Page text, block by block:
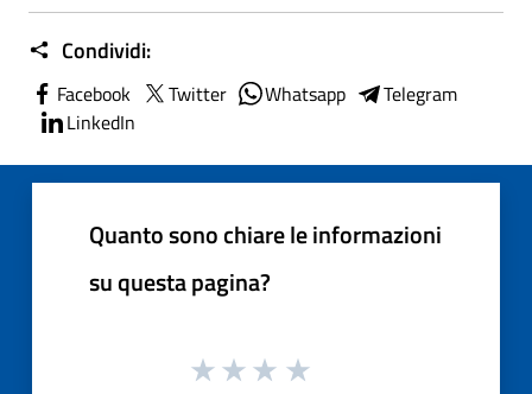
Condividi:
Facebook Twitter Whatsapp
Telegram
LinkedIn
Quanto sono chiare le informazioni
su questa pagina?